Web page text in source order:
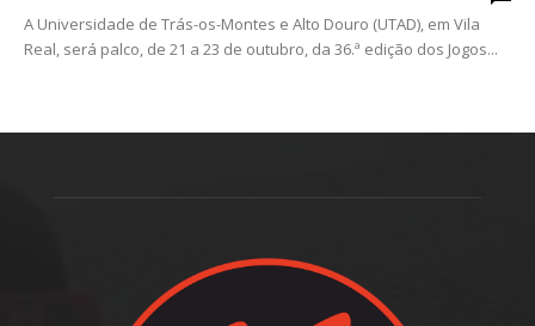
A Universidade de Trás-os-Montes e Alto Douro (UTAD), em Vila
Real, será palco, de 21 a 23 de outubro, da 36.ª edição dos Jogos...